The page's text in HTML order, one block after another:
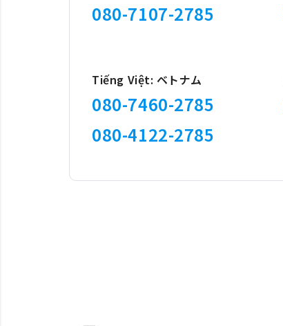
080-7107-2785
Tiếng Việt: ベトナム
080-7460-2785
080-4122-2785